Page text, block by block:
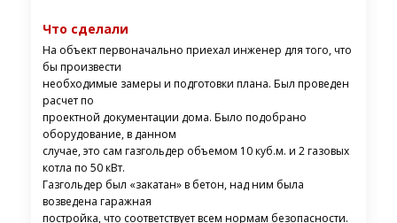
Что сделали
На объект первоначально приехал инженер для того, что
бы произвести
необходимые замеры и подготовки плана. Был проведен
расчет по
проектной документации дома. Было подобрано
оборудование, в данном
случае, это сам газгольдер объемом 10 куб.м. и 2 газовых
котла по 50 кВт.
Газгольдер был «закатан» в бетон, над ним была
возведена гаражная
постройка, что соответствует всем нормам безопасности.